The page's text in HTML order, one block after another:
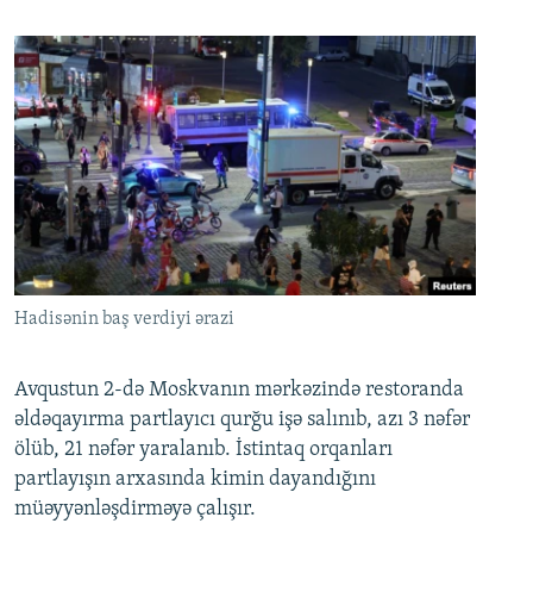
Hadisənin baş verdiyi ərazi
Avqustun 2-də Moskvanın mərkəzində restoranda
əldəqayırma partlayıcı qurğu işə salınıb, azı 3 nəfər
ölüb, 21 nəfər yaralanıb. İstintaq orqanları
partlayışın arxasında kimin dayandığını
müəyyənləşdirməyə çalışır.